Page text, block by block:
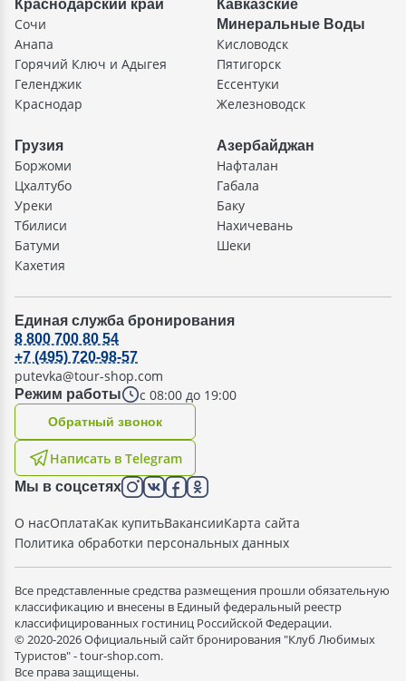
Краснодарский край
Сочи
Анапа
Горячий Ключ и Адыгея
Геленджик
Краснодар
Кавказские
Минеральные Воды
Кисловодск
Пятигорск
Ессентуки
Железноводск
Грузия
Боржоми
Цхалтубо
Уреки
Тбилиси
Батуми
Кахетия
Азербайджан
Нафталан
Габала
Баку
Нахичевань
Шеки
Единая служба бронирования
Режим работы с 08:00 до 19:00
8 800 700 80 54
+7 (495) 720-98-57
putevka@tour-shop.com
Написать в Telegram
Oбратный звонок
Мы в соцсетях
О насОплатаКак купитьВакансииКарта сайта
Политика обработки персональных данных
Все представленные средства размещения прошли обязательную
классификацию и внесены в Единый федеральный реестр
классифицированных гостиниц Российской Федерации.
© 2020-2026 Официальный сайт бронирования "Клуб Любимых
Туристов" - tour-shop.com.
Все права защищены.